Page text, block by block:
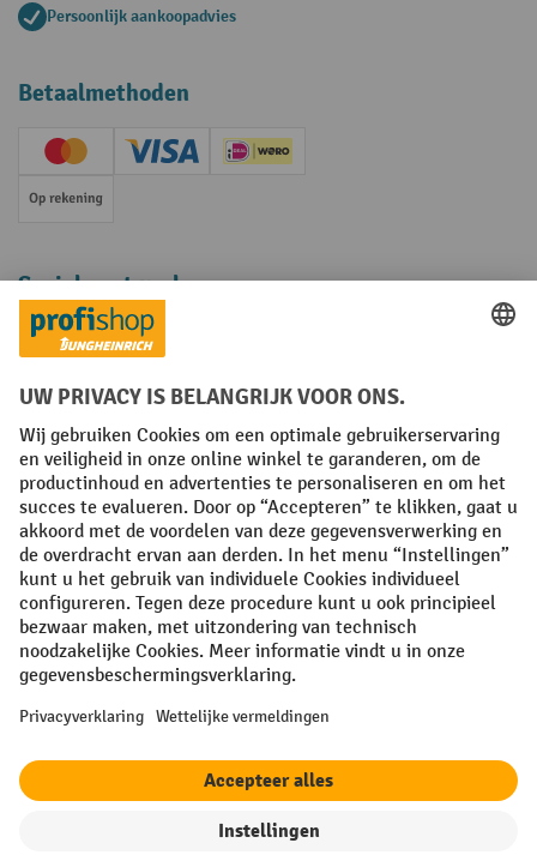
Persoonlijk aankoopadvies
Betaalmethoden
Creditcard (Master)Creditcard (Visa)iDEAL | Wero
Op rekening
Sociale netwerken
Facebook
YouTube
LinkedInInstagram
Algemene leveringsvoorwaarden Copyright
Privacyverklaring Privacy Instellingen
All prices excl. VAT plusshipping costs and possible delivery charges,
if not stated otherwise.
¹ De korting is geldig zolang de voorraad strekt. De korting is niet van
toepassing op speciale prijzen. Een combinatie met andere
procentuele kortingen of vouchers is niet mogelijk. | ² De korting
nieuwsbrief. De voucher is 10 dagen geldig en kan online worden
korting varieert per productcategorie en is maximaal 10%. Elektrische
pallettrucks, elektrische stapelaars, elektrische heftrucks en
worden gecombineerd met andere kortingspercentages of vouchers.